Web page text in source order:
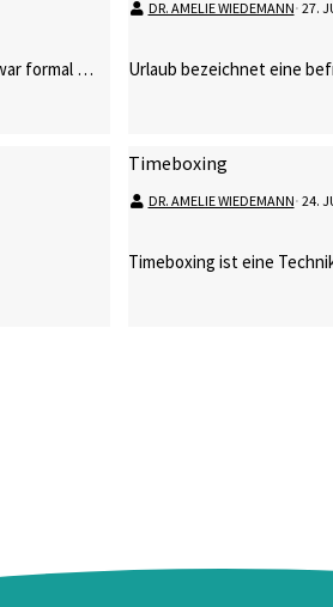
formal …
DR. AMELIE WIEDEMANN⋅ 27.
Urlaub bezeichnet eine
Timeboxing
DR. AMELIE WIEDEMANN⋅ 24.
Timeboxing ist eine